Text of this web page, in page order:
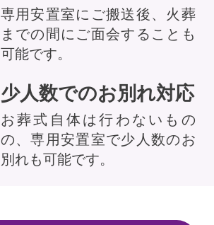
専用安置室にご搬送後、火葬
までの間にご面会することも
可能です。
少人数でのお別れ対応
お葬式自体は行わないもの
の、専用安置室で少人数のお
別れも可能です。